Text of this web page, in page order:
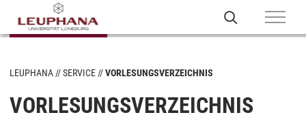
LEUPHANA SERVICE VORLESUNGSVERZEICHNIS
VORLESUNGSVERZEICHNIS